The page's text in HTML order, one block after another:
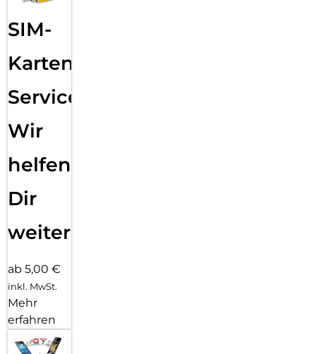
SIM-
Karten
Service:
Wir
helfen
Dir
weiter
ab 5,00 €
inkl. MwSt.
Mehr
erfahren